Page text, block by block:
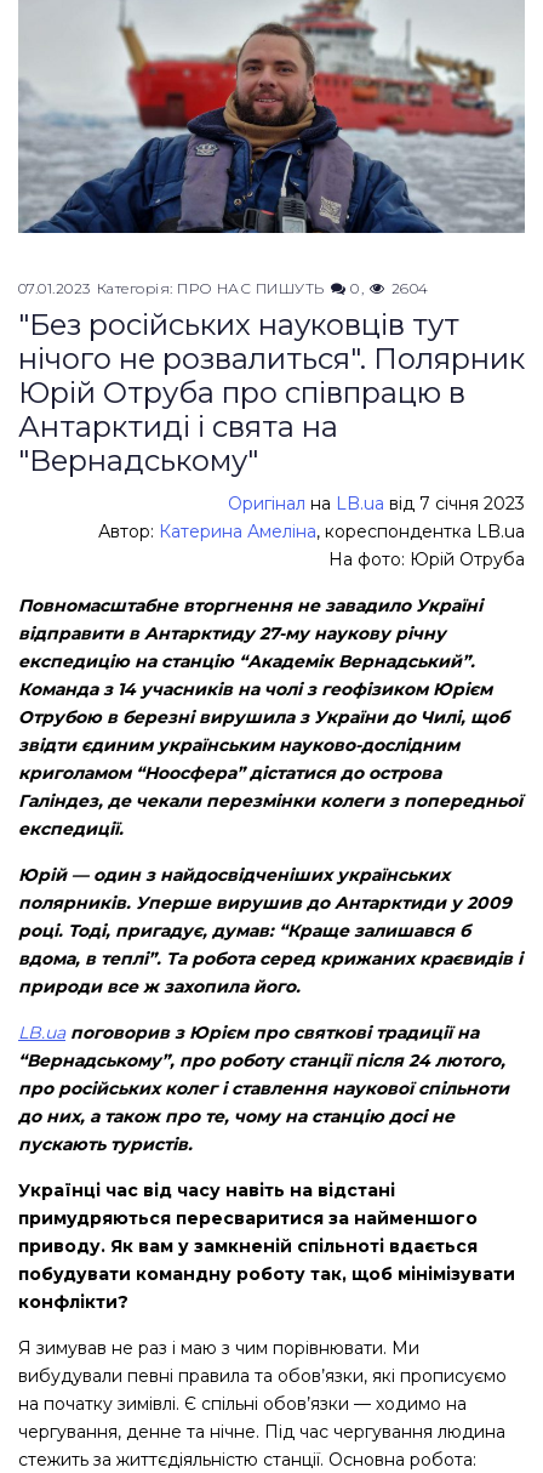
07.01.2023 Категорія: ПРО НАС ПИШУТЬ 0 2604
"Без російських науковців тут
нічого не розвалиться". Полярник
Юрій Отруба про співпрацю в
Антарктиді і свята на
"Вернадському"
Оригінал на LB.ua від 7 січня 2023
Автор: Катерина Амеліна, кореспондентка LB.ua
На фото: Юрій Отруба
Повномасштабне вторгнення не завадило Україні
відправити в Антарктиду 27-му наукову річну
експедицію на станцію “Академік Вернадський”.
Команда з 14 учасників на чолі з геофізиком Юрієм
Отрубою в березні вирушила з України до Чилі, щоб
звідти єдиним українським науково-дослідним
криголамом “Ноосфера” дістатися до острова
Галіндез, де чекали перезмінки колеги з попередньої
експедиції.
Юрій — один з найдосвідченіших українських
полярників. Уперше вирушив до Антарктиди у 2009
році. Тоді, пригадує, думав: “Краще залишався б
вдома, в теплі”. Та робота серед крижаних краєвидів і
природи все ж захопила його.
LB.uaпоговорив з Юрієм про святкові традиції на
“Вернадському”, про роботу станції після 24 лютого,
про російських колег і ставлення наукової спільноти
до них, а також про те, чому на станцію досі не
пускають туристів.
Українці час від часу навіть на відстані
примудряються пересваритися за найменшого
приводу. Як вам у замкненій спільноті вдається
побудувати командну роботу так, щоб мінімізувати
конфлікти?
Я зимував не раз і маю з чим порівнювати. Ми
вибудували певні правила та обов’язки, які прописуємо
на початку зимівлі. Є спільні обов’язки — ходимо на
чергування, денне та нічне. Під час чергування людина
стежить за життєдіяльністю станції. Основна робота: